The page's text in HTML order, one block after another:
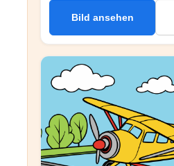
Bild ansehen